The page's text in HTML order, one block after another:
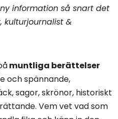
information så snart det
kulturjournalist &
muntliga berättelser
och spännande,
sagor, skrönor, historiskt
Vem vet vad som